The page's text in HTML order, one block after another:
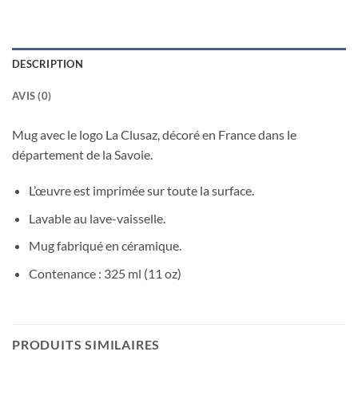
DESCRIPTION
AVIS (0)
Mug avec le logo La Clusaz, décoré en France dans le
département de la Savoie.
L’œuvre est imprimée sur toute la surface.
Lavable au lave-vaisselle.
Mug fabriqué en céramique.
Contenance : 325 ml (11 oz)
PRODUITS SIMILAIRES